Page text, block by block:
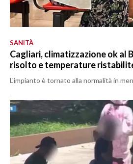
SANITÀ
Cagliari, climatizzazione ok al
risolto e temperature
L'impianto è tornato alla normalità in